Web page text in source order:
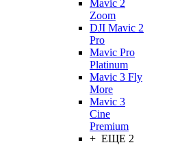
Mavic 2
Zoom
DJI Mavic 2
Pro
Mavic Pro
Platinum
Mavic 3 Fly
More
Mavic 3
Cine
Premium
+ ЕЩЕ 2